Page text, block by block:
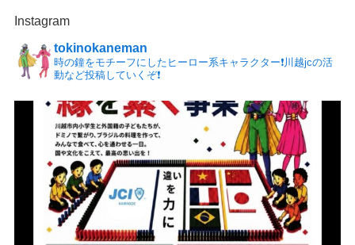
Instagram
tokinokaneman
時の鐘をモチーフにしたヒーロー系キャラクター❗️川越jcの活
動など投稿していくぞ❗️